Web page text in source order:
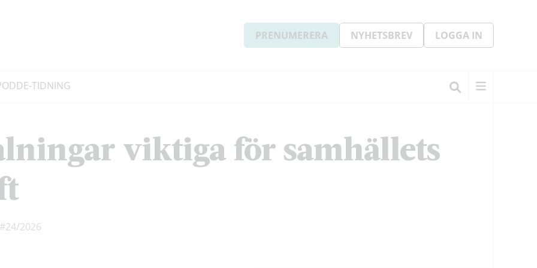
PRENUMERERA NYHETSBREV LOGGA IN
E-TIDNING
viktiga för samhällets
#24/2026